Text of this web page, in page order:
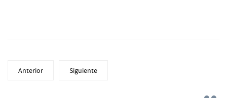
Anterior Siguiente